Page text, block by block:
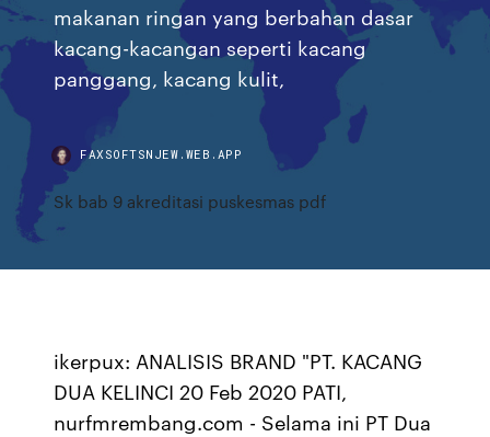
makanan ringan yang berbahan dasar
kacang-kacangan seperti kacang
panggang, kacang kulit,
FAXSOFTSNJEW.WEB.APP
Sk bab 9 akreditasi puskesmas pdf
ikerpux: ANALISIS BRAND "PT. KACANG
DUA KELINCI 20 Feb 2020 PATI,
nurfmrembang.com - Selama ini PT Dua